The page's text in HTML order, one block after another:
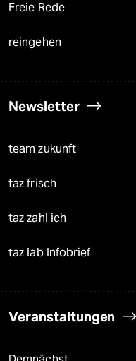
Freie Rede
reingehen
Newsletter
team zukunft
taz frisch
taz zahl ich
taz lab Infobrief
Veranstaltungen